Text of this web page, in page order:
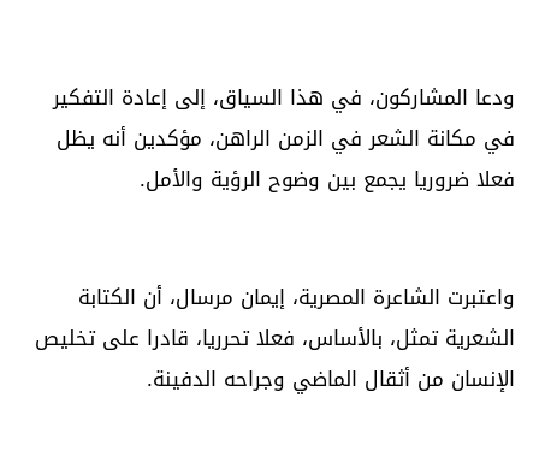
ودعا المشاركون، في هذا السياق، إلى إعادة التفكير
في مكانة الشعر في الزمن الراهن، مؤكدين أنه يظل
فعلا ضروريا يجمع بين وضوح الرؤية والأمل.
واعتبرت الشاعرة المصرية، إيمان مرسال، أن الكتابة
الشعرية تمثل، بالأساس، فعلا تحرريا، قادرا على تخليص
الإنسان من أثقال الماضي وجراحه الدفينة.